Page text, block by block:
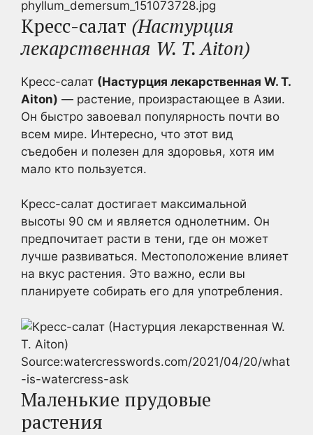
phyllum_demersum_151073728.jpg
Кресс-салат (Настурция
лекарственная W. T. Aiton)
Кресс-салат (Настурция лекарственная W. T.
Aiton) — растение, произрастающее в Азии.
Он быстро завоевал популярность почти во
всем мире. Интересно, что этот вид
съедобен и полезен для здоровья, хотя им
мало кто пользуется.
Кресс-салат достигает максимальной
высоты 90 см и является однолетним. Он
предпочитает расти в тени, где он может
лучше развиваться. Местоположение влияет
на вкус растения. Это важно, если вы
планируете собирать его для употребления.
Source:watercresswords.com/2021/04/20/what
-is-watercress-ask
Маленькие прудовые
растения